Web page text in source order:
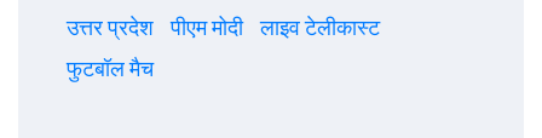
उत्तर प्रदेश
पीएम मोदी
लाइव टेलीकास्ट
फुटबॉल मैच